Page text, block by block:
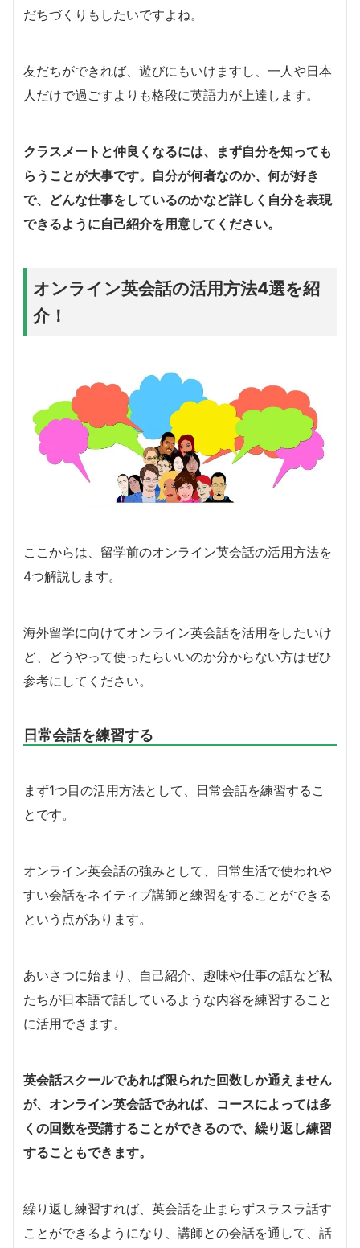
だちづくりもしたいですよね。
友だちができれば、遊びにもいけますし、一人や日本
人だけで過ごすよりも格段に英語力が上達します。
クラスメートと仲良くなるには、まず自分を知っても
らうことが大事です。 自分が何者なのか、何が好き
で、どんな仕事をしているのかなど詳しく自分を表現
できるように自己紹介を用意してください。
オンライン英会話の活用方法4選を紹
介！
ここからは、留学前のオンライン英会話の活用方法を
4つ解説します。
海外留学に向けてオンライン英会話を活用をしたいけ
ど、どうやって使ったらいいのか分からない方はぜひ
参考にしてください。
日常会話を練習する
まず1つ目の活用方法として、日常会話を練習するこ
とです。
オンライン英会話の強みとして、日常生活で使われや
すい会話をネイティブ講師と練習をすることができる
という点があります。
あいさつに始まり、自己紹介、趣味や仕事の話など私
たちが日本語で話しているような内容を練習すること
に活用できます。
英会話スクールであれば限られた回数しか通えません
が、オンライン英会話であれば、コースによっては多
くの回数を受講することができるので、繰り返し練習
することもできます。
繰り返し練習すれば、英会話を止まらずスラスラ話す
ことができるようになり、講師との会話を通して、話